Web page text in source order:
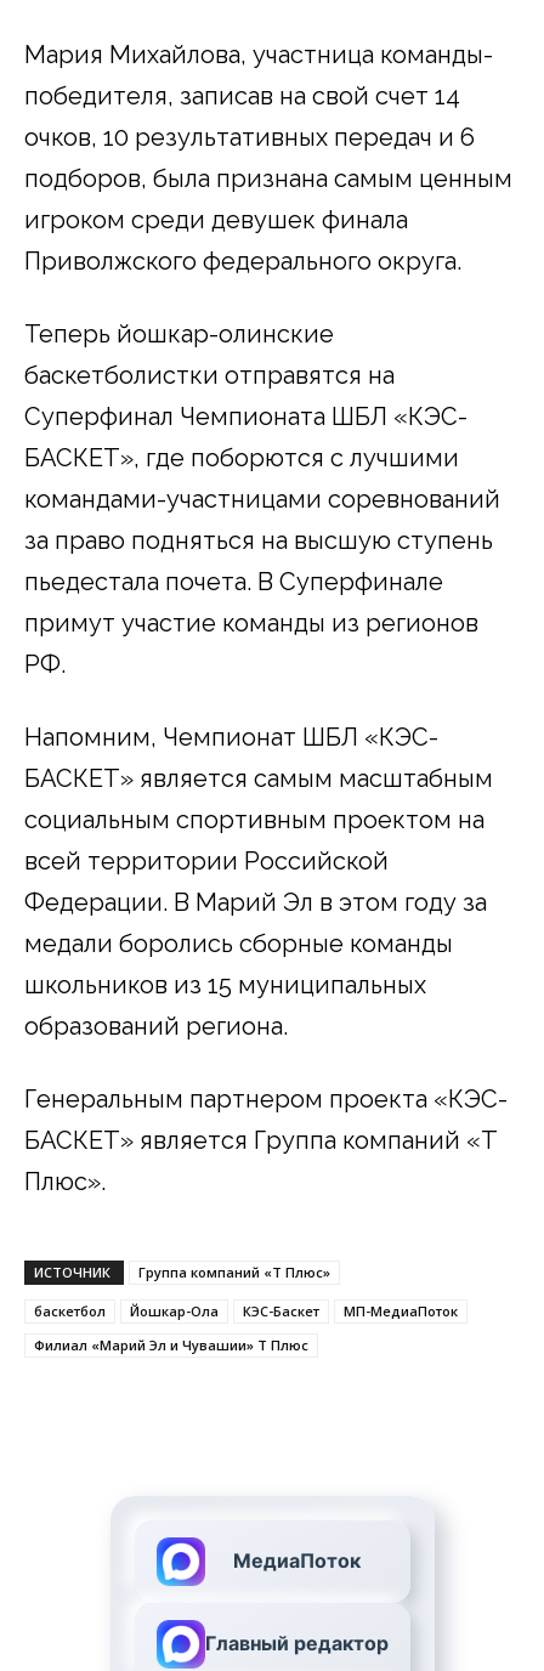
Мария Михайлова, участница команды-
победителя, записав на свой счет 14
очков, 10 результативных передач и 6
подборов, была признана самым ценным
игроком среди девушек финала
Приволжского федерального округа.
Теперь йошкар-олинские
баскетболистки отправятся на
Суперфинал Чемпионата ШБЛ «КЭС-
БАСКЕТ», где поборются с лучшими
командами-участницами соревнований
за право подняться на высшую ступень
пьедестала почета. В Суперфинале
примут участие команды из регионов
РФ.
Напомним, Чемпионат ШБЛ «КЭС-
БАСКЕТ» является самым масштабным
социальным спортивным проектом на
всей территории Российской
Федерации. В Марий Эл в этом году за
медали боролись сборные команды
школьников из 15 муниципальных
образований региона.
Генеральным партнером проекта «КЭС-
БАСКЕТ» является Группа компаний «Т
Плюс».
ИСТОЧНИК Группа компаний «Т Плюс»
баскетбол Йошкар-Ола КЭС-Баскет
МП-МедиаПоток
Филиал «Марий Эл и Чувашии» Т Плюс
МедиаПоток
Главный редактор